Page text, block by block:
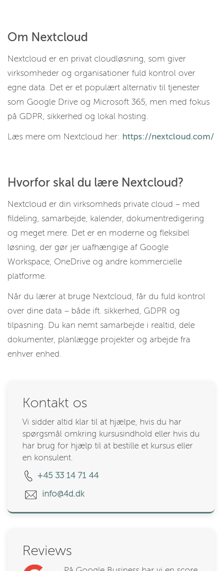
Om Nextcloud
Nextcloud er en privat cloudløsning, som giver
virksomheder og organisationer fuld kontrol over
egne data. Det er et populært alternativ til tjenester
som Google Drive og Microsoft 365, men med fokus
på GDPR, sikkerhed og lokal hosting.
Læs mere om Nextcloud her: https://nextcloud.com/
Hvorfor skal du lære Nextcloud?
Nextcloud er din virksomheds private cloud – med
fildeling, samarbejde, kalender, dokumentredigering
og meget mere. Det er en moderne og fleksibel
løsning, der gør jer uafhængige af Google
Workspace, OneDrive og andre kommercielle
platforme.
Når du lærer at bruge Nextcloud, får du fuld kontrol
over dine data – både ift. sikkerhed, GDPR og
tilpasning. Du kan nemt samarbejde i realtid, dele
dokumenter, planlægge projekter og arbejde fra
enhver enhed.
Kontakt os
Vi sidder altid klar til at hjælpe, hvis du har
spørgsmål omkring kursusindhold eller hvis du
har brug for hjælp til at bestille et kursus eller
en konsulent.
+45 33 14 71 44
info@4d.dk
Reviews